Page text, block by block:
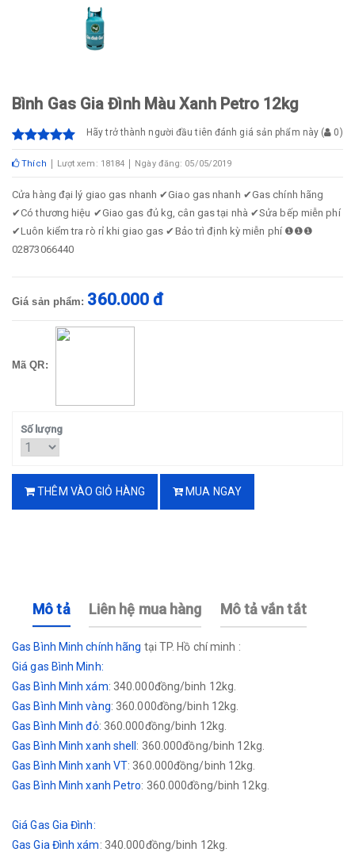
Bình Gas Gia Đình Màu Xanh Petro 12kg
Hãy trở thành người đầu tiên đánh giá sản phẩm này ( 0)
Thích Lượt xem: 18184 Ngày đăng: 05/05/2019
Cửa hàng đại lý giao gas nhanh ✔Giao gas nhanh ✔Gas chính hãng
✔Có thương hiệu ✔Giao gas đủ kg, cân gas tại nhà ✔Sửa bếp miễn phí
✔Luôn kiểm tra rò rỉ khi giao gas ✔Bảo trì định kỳ miễn phí ❶❶❶
02873066440
Giá sản phẩm: 360.000 đ
Mã QR:
Số lượng
THÊM VÀO GIỎ HÀNG MUA NGAY
Mô tả Liên hệ mua hàng Mô tả vắn tắt
Gas Bình Minh chính hãng tại TP. Hồ chí minh :
Giá gas Bình Minh:
Gas Bình Minh xám: 340.000đồng/binh 12kg.
Gas Bình Minh vàng: 360.000đồng/binh 12kg.
GasBình Minh đỏ: 360.000đồng/binh 12kg.
GasBình Minh xanh shell: 360.000đồng/binh 12kg.
GasBình Minh xanh VT: 360.000đồng/binh 12kg.
GasBình Minh xanh Petro: 360.000đồng/binh 12kg.
Giá Gas Gia Đình:
Gas Gia Đình xám: 340.000đồng/binh 12kg.